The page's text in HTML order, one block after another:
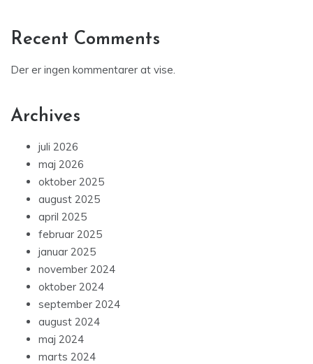
Recent Comments
Der er ingen kommentarer at vise.
Archives
juli 2026
maj 2026
oktober 2025
august 2025
april 2025
februar 2025
januar 2025
november 2024
oktober 2024
september 2024
august 2024
maj 2024
marts 2024